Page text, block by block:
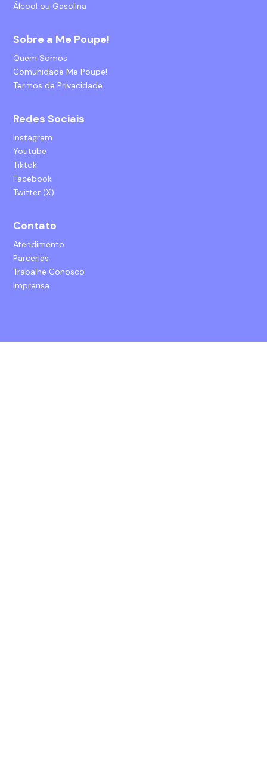
Álcool ou Gasolina
Sobre a Me Poupe!
Quem Somos
Comunidade Me Poupe!
Termos de Privacidade
Redes Sociais
Instagram
Youtube
Tiktok
Facebook
Twitter (X)
Contato
Atendimento
Parcerias
Trabalhe Conosco
Imprensa